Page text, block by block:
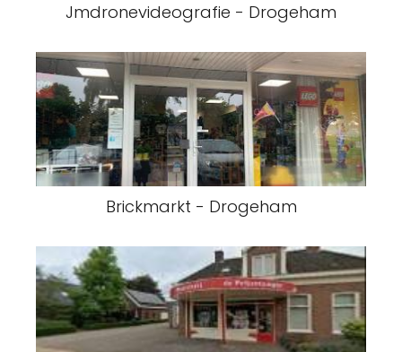
Jmdronevideografie - Drogeham
Brickmarkt - Drogeham